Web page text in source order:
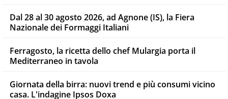
Dal 28 al 30 agosto 2026, ad Agnone (IS), la Fiera
Nazionale dei Formaggi Italiani
Ferragosto, la ricetta dello chef Mulargia porta il
Mediterraneo in tavola
Giornata della birra: nuovi trend e più consumi vicino
casa. L'indagine Ipsos Doxa